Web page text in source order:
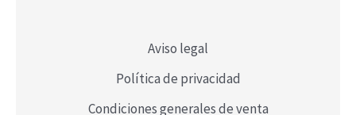
Aviso legal
Política de privacidad
Condiciones generales de venta